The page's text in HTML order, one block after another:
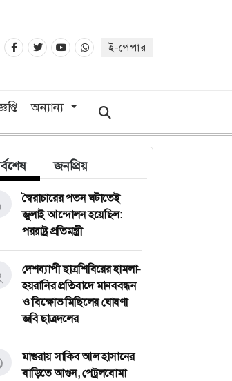
ই-পেপার
অন্যান্য
জনপ্রিয়
স্বৈরাচারের পতন ঘটাতেই
জুলাই আন্দোলন হয়েছিল:
পররাষ্ট্র প্রতিমন্ত্রী
দেশব্যাপী ছাত্রশিবিরের হামলা-
হয়রানির প্রতিবাদে মানববন্ধন
ও বিক্ষোভ মিছিলের ঘোষণা
জবি ছাত্রদলের
মাগুরায় সাকিব আল হাসানের
বাড়িতে আগুন, পেট্রলবোমা